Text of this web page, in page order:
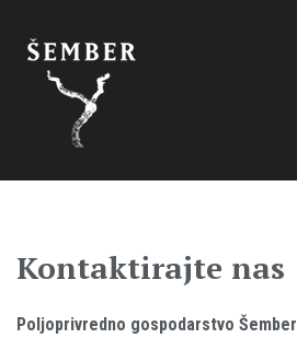
Kontaktirajte nas
Poljoprivredno gospodarstvo Šember